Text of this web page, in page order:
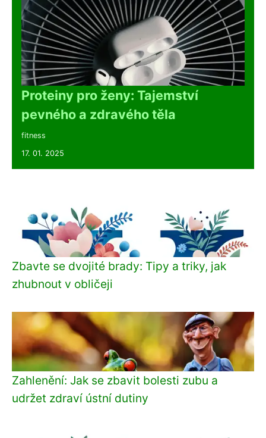
Proteiny pro ženy: Tajemství
pevného a zdravého těla
fitness
17. 01. 2025
Zbavte se dvojité brady: Tipy a triky, jak
zhubnout v obličeji
Zahlenění: Jak se zbavit bolesti zubu a
udržet zdraví ústní dutiny